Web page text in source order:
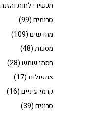
תכשירי לחות והזנה
סרומים(99)
מחדשים(109)
מסכות(48)
חסמי שמש(28)
אמפולות(17)
קרמי עיניים(16)
סבונים(39)